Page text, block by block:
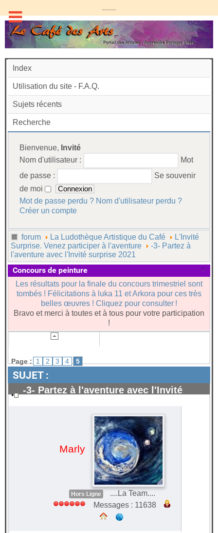
.......
Index
Utilisation du site - F.A.Q.
Sujets récents
Recherche
Bienvenue, Invité
Nom d'utilisateur :
Mot
de passe :
Se souvenir
de moi
Mot de passe perdu ? Nom d'utilisateur perdu ?
Créer un compte
forum La Ludothèque Artistique du Café
L'Invité
Surprise. Venez participer à l'aventure
-3- Partez à
l'aventure avec l'Invité surprise 2021
×
Concours de peinture
Les résultats pour la finale du concours trimestriel sont
tombés ! Félicitations à luka 11 et Arkora pour ces très
belles œuvres ! Cliquez pour consulter !
Bravo et merci à toutes et à tous pour votre participation
!
Page : 1 2 3 4 5
SUJET :
-3- Partez à l'aventure avec l'Invité
Marly
Hors Ligne
....La Team....
Messages : 11638